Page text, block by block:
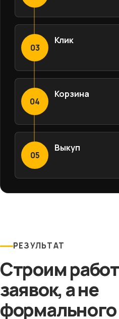
03
Клик
04
Корзина
05
Выкуп
РЕЗУЛЬТАТ
Строим
заявок, а не
формального